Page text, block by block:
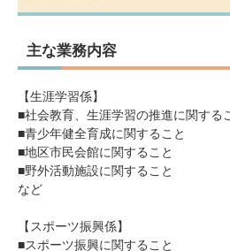
主な業務内容
【生涯学習係】
■社会教育、生涯学習の推進に関する
■青少年健全育成に関すること
■地区市民会館に関すること
■野外活動施設に関すること
など
【スポーツ振興係】
■スポーツ振興に関すること